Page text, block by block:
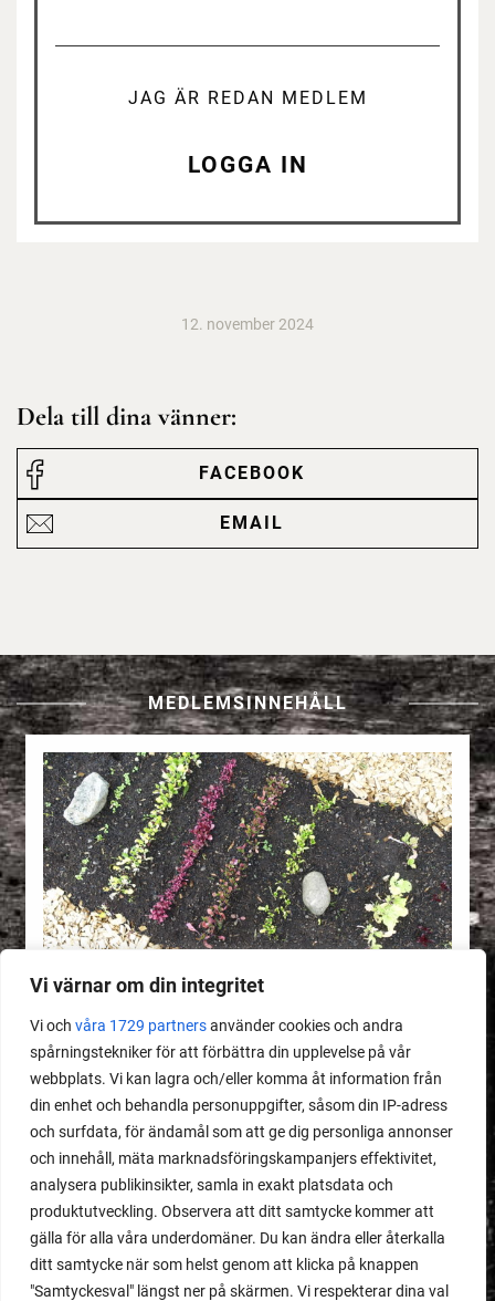
Vi värnar om din integritet
Vi och våra 1729 partnersanvänder cookies och andra
spårningstekniker för att förbättra din upplevelse på vår
webbplats. Vi kan lagra och/eller komma åt information från
din enhet och behandla personuppgifter, såsom din IP-adress
och surfdata, för ändamål som att ge dig personliga annonser
och innehåll, mäta marknadsföringskampanjers effektivitet,
analysera publikinsikter, samla in exakt platsdata och
produktutveckling. Observera att ditt samtycke kommer att
gälla för alla våra underdomäner. Du kan ändra eller återkalla
ditt samtycke när som helst genom att klicka på knappen
"Samtyckesval" längst ner på skärmen. Vi respekterar dina val
JAG ÄR REDAN MEDLEM
LOGGA IN
12. november 2024
Dela till dina vänner:
FACEBOOK
EMAIL
MEDLEMSINNEHÅLL
MEDLEMSINNEHÅLL
Dåligt gödslad jord
LÄS MER